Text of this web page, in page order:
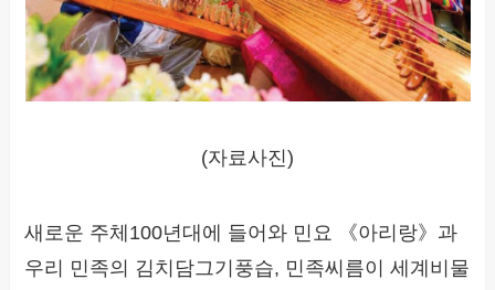
(자료사진)
새로운 주체100년대에 들어와 민요 《아리랑》과
우리 민족의 김치담그기풍습, 민족씨름이 세계비물